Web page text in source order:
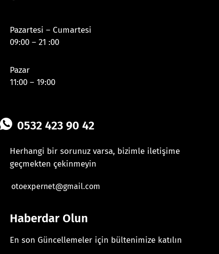
Pazartesi – Cumartesi
09:00 – 21 :00
Pazar
11:00 – 19:00
0532 423 90 42
Herhangi bir sorunuz varsa, bizimle iletişime
geçmekten çekinmeyin
otoexpernet@gmail.com
Haberdar Olun
En son Güncellemeler için bültenimize katılın